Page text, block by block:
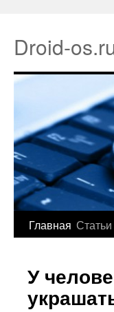
Droid-
Главная Статьи
У